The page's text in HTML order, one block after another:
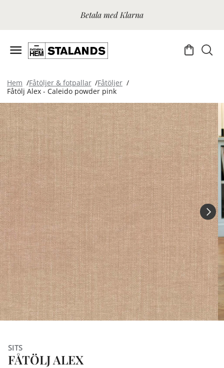
Betala med Klarna
Hem Fåtöljer & fotpallar
Fåtöljer
Fåtölj Alex - Caleido powder pink
SITS
FÅTÖLJ ALEX